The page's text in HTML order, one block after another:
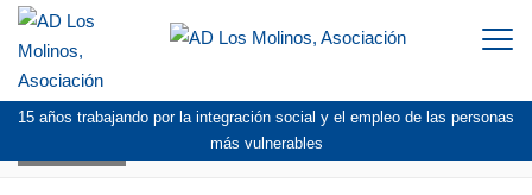
15 años trabajando por la integración social y el empleo de las personas
más vulnerables